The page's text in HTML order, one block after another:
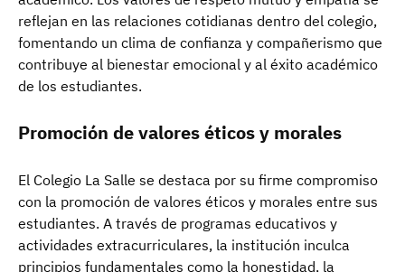
reflejan en las relaciones cotidianas dentro del colegio,
fomentando un clima de confianza y compañerismo que
contribuye al bienestar emocional y al éxito académico
de los estudiantes.
Promoción de valores éticos y morales
El Colegio La Salle se destaca por su firme compromiso
con la promoción de valores éticos y morales entre sus
estudiantes. A través de programas educativos y
actividades extracurriculares, la institución inculca
principios fundamentales como la honestidad, la